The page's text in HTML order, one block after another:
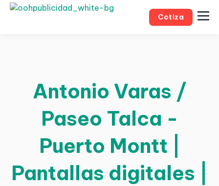
Cotiza
Antonio Varas /
Paseo Talca -
Puerto Montt |
Pantallas digitales |